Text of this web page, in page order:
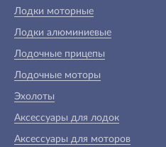
Лодки моторные
Лодки алюминиевые
Лодочные прицепы
Лодочные моторы
Эхолоты
Аксессуары для лодок
Аксессуары для моторов